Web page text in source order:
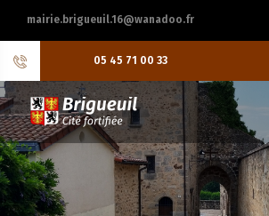
mairie.brigueuil.16@wanadoo.fr
05 45 71 00 33